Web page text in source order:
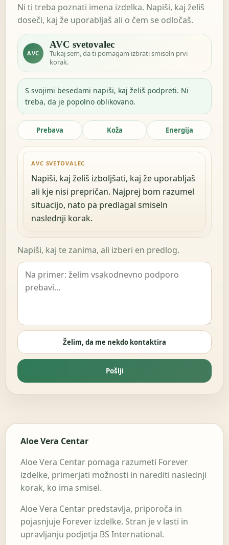
Ni ti treba poznati imena izdelka. Napiši, kaj želiš
doseči, kaj že uporabljaš ali o čem se odločaš.
AVC
AVC svetovalec
Tukaj sem, da ti pomagam izbrati smiseln prvi
korak.
S svojimi besedami napiši, kaj želiš podpreti. Ni
treba, da je popolno oblikovano.
Prebava Koža Energija
AVC SVETOVALEC
Napiši, kaj želiš izboljšati, kaj že uporabljaš
ali kje nisi prepričan. Najprej bom razumel
situacijo, nato pa predlagal smiseln
naslednji korak.
Napiši, kaj te zanima, ali izberi en predlog.
Želim, da me nekdo kontaktira
Pošlji
Aloe Vera Centar
Aloe Vera Centar pomaga razumeti Forever
izdelke, primerjati možnosti in narediti naslednji
korak, ko ima smisel.
Aloe Vera Centar predstavlja, priporoča in
pojasnjuje Forever izdelke. Stran je v lasti in
upravljanju podjetja BS International.